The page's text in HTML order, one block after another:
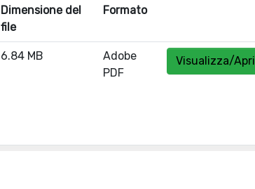
Dimensione del
file
Formato
6.84 MB
Adobe
PDF
Visualizza/Apri